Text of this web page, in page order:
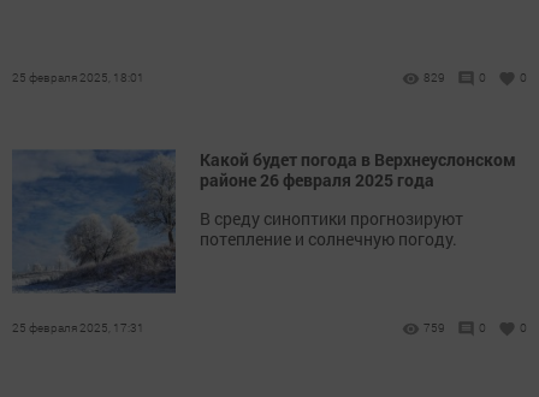
25 февраля 2025, 18:01 829 0 0
Какой будет погода в Верхнеуслонском
районе 26 февраля 2025 года
В среду синоптики прогнозируют
потепление и солнечную погоду.
25 февраля 2025, 17:31 759 0 0